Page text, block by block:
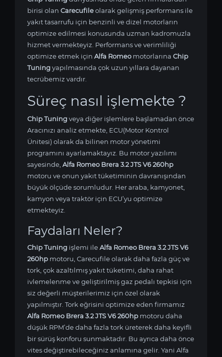
birisi olan Carecufileolarak gelişmiş performans ile
yakıt tasarrufu için benzinli ve dizel motorların
optimize edilmesi konusunda uzman kadromuzla
hizmet vermekteyiz. Performans ve verimliliği
optimize etmek için Alfa Romeo motorlarına Chip
Tuningyapılmasında çok uzun yıllara dayanan
tecrübemiz vardır.
Süreç nasıl işlemekte ?
Chip Tuningveya diğer işlemlere başlamadan önce
Aracınızı analiz etmekte, ECU(Motor Kontrol
Ünitesi) olarak da bilinen motor yönetimi
programını ayarlamaktayız. Bu motor yazılımı
sayesinde, Alfa Romeo Brera 3.2 JTS V6 260hp
motoru ve onun yakıt tüketiminin davranışından
büyük ölçüde sorumludur. Her araba, kamyonet,
kamyon veya traktör için ECU’yu optimize
etmekteyiz.
Faydaları Neler?
Chip Tuning işlemi ileAlfa Romeo Brera 3.2 JTS V6
260hp motoru, Carecufile olarak daha fazla güç ve
tork, çok azaltılmış yakıt tüketimi, daha rahat
ivlemelenme ve geliştirilmiş gaz pedalı tepkisi için
siz değerli müşterilerimiz için özel olarak
yapılmıştır. Tork eğrisini optimize eden firmamız
Alfa Romeo Brera 3.2 JTS V6 260hp motoru daha
düşük RPM’de daha fazla tork üreterek daha keyifli
bir sürüş konforu sunmaktadır. Bu ayrıca daha önce
vites değiştirebileceğiniz anlamına gelir. Yani Alfa